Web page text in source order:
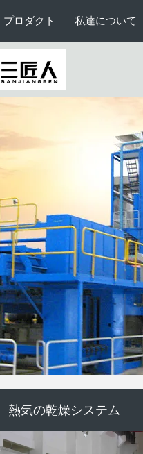
プロダクト 私達について
熱回復装置
熱気の乾燥システム
ペーパー マシンのフード